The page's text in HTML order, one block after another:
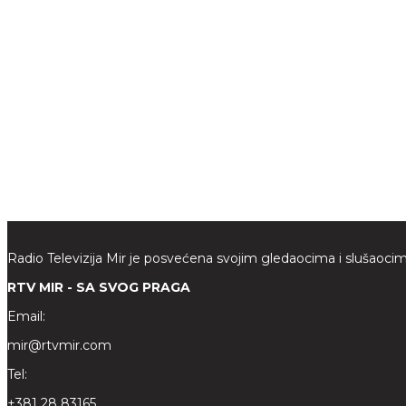
Radio Televizija Mir je posvećena svojim gledaocima i
RTV MIR - SA SVOG PRAGA
Email:
mir@rtvmir.com
Tel: